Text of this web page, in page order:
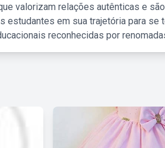
valorizam relações autênticas e
estudantes em sua trajetória para se
reconhecidas por